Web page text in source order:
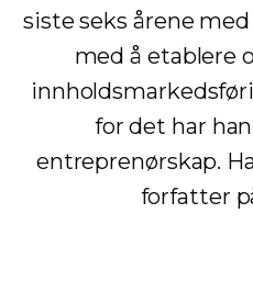
siste seks årene
med å etablere
for det har
entreprenørskap.
forfatter